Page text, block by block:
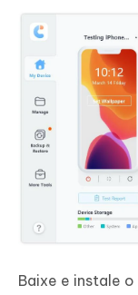
Baixe e instale o